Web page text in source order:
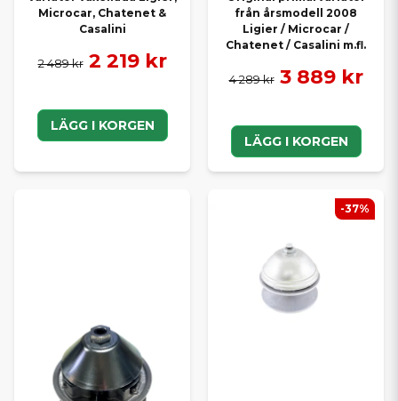
Microcar, Chatenet &
Casalini
2 489 kr 2 219 kr
LÄGG I KORGEN
från årsmodell 2008
Ligier / Microcar /
Chatenet / Casalini m.fl.
4 289 kr 3 889 kr
LÄGG I KORGEN
-37%